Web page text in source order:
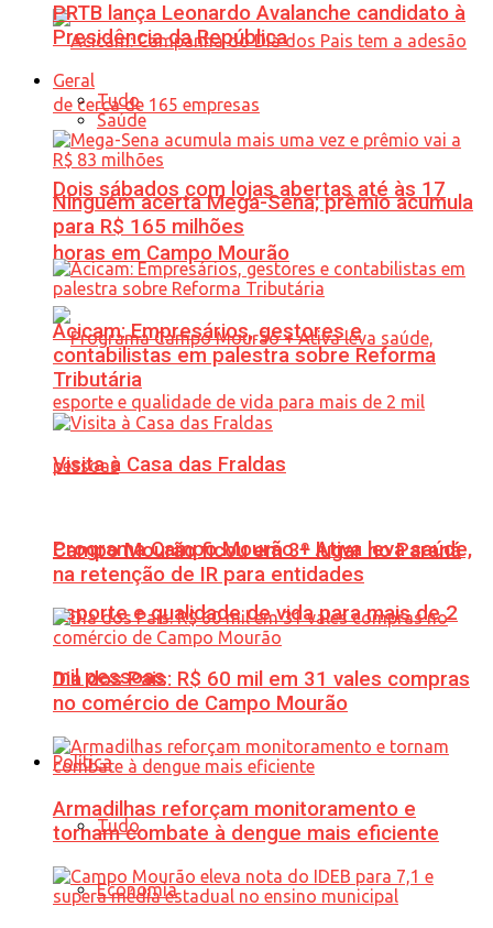
Dois sábados com lojas abertas até às 17
horas em Campo Mourão
Programa Campo Mourão + Ativa leva saúde,
esporte e qualidade de vida para mais de 2
mil pessoas
Política
Tudo
Economia
PRTB lança Leonardo Avalanche candidato à
Presidência da República
Geral
Tudo
Saúde
Ninguém acerta Mega-Sena; prêmio acumula
para R$ 165 milhões
Acicam: Empresários, gestores e
contabilistas em palestra sobre Reforma
Tributária
Visita à Casa das Fraldas
Campo Mourão ficou em 3º lugar no Paraná
na retenção de IR para entidades
Dia dos Pais: R$ 60 mil em 31 vales compras
no comércio de Campo Mourão
Armadilhas reforçam monitoramento e
tornam combate à dengue mais eficiente